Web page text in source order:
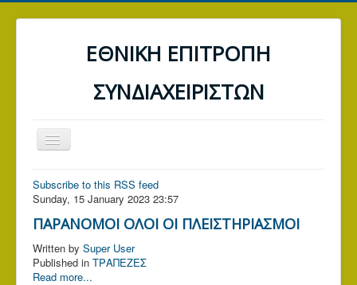
ΕΘΝΙΚΗ ΕΠΙΤΡΟΠΗ
ΣΥΝΔΙΑΧΕΙΡΙΣΤΩΝ
Toggle
Navigation
ΑΡΧΙΚΗ
ΤΡΑΠΕΖΕΣ
ΔΕΗ
Α.Α.Δ.Ε. (ΕΦΟΡΙΑ)
Subscribe to this RSS feed
Sunday, 15 January 2023 23:57
ΠΑΡΑΝΟΜΟΙ ΟΛΟΙ ΟΙ ΠΛΕΙΣΤΗΡΙΑΣΜΟΙ
Written by Super User
Published in ΤΡΑΠΕΖΕΣ
Read more...